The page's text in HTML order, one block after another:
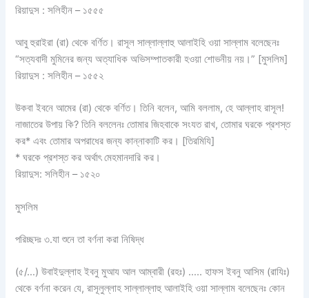
রিয়াদুস : সলিহীন – ১৫৫৫
আবু হুরাইরা (রা) থেকে বর্ণিত। রাসূল সাল্লাল্লাহু আলাইহি ওয়া সাল্লাম বলেছেনঃ
“সত্যবাদী মুমিনের জন্য অত্যাধিক অভিসম্পাতকারী হওয়া শোভনীয় নয়।” [মুসলিম]
রিয়াদুস : সলিহীন – ১৫৫২
উকবা ইবনে আমের (রা) থেকে বর্ণিত। তিনি বলেন, আমি বললাম, হে আল্লাহ রাসূল!
নাজাতের উপায় কি? তিনি বললেনঃ তোমার জিহবাকে সংযত রাখ, তোমার ঘরকে প্রশস্ত
কর* এবং তোমার অপরাধের জন্য কান্নাকাটি কর। [তিরমিযি]
* ঘরকে প্রশস্ত কর অর্থাৎ মেহমানদারি কর।
রিয়াদুস: সলিহীন – ১৫২০
মুসলিম
পরিচ্ছদঃ ৩.যা শুনে তা বর্ণনা করা নিষিদ্ধ
(৫/…) উবাইদুল্লাহ ইবনু মুআয আল আম্বারী (রহঃ) ….. হাফস ইবনু আসিম (রাযিঃ)
থেকে বর্ণনা করেন যে, রাসূলুল্লাহ সাল্লাল্লাহু আলাইহি ওয়া সাল্লাম বলেছেনঃ কোন